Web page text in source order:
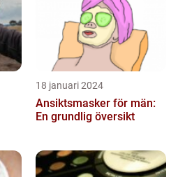
18 januari 2024
Ansiktsmasker för män:
En grundlig översikt